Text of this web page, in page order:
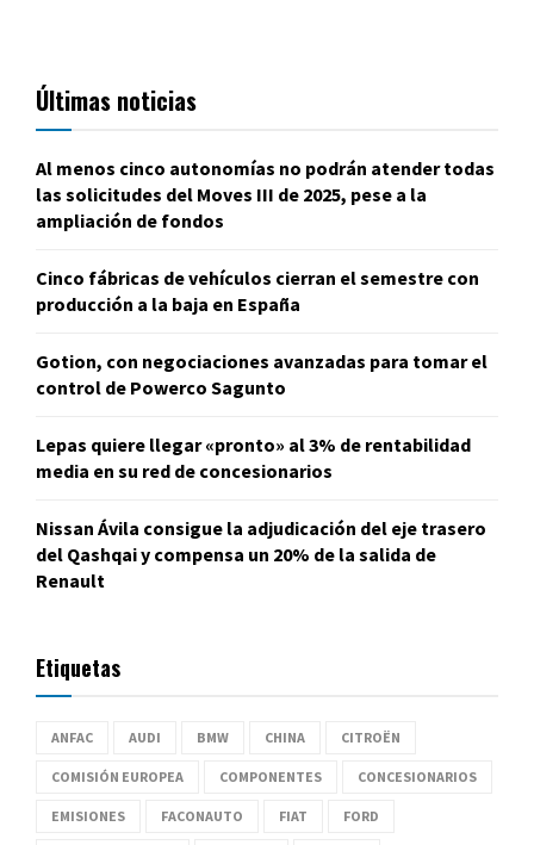
Últimas noticias
Al menos cinco autonomías no podrán atender todas
las solicitudes del Moves III de 2025, pese a la
ampliación de fondos
Cinco fábricas de vehículos cierran el semestre con
producción a la baja en España
Gotion, con negociaciones avanzadas para tomar el
control de Powerco Sagunto
Lepas quiere llegar «pronto» al 3% de rentabilidad
media en su red de concesionarios
Nissan Ávila consigue la adjudicación del eje trasero
del Qashqai y compensa un 20% de la salida de
Renault
Etiquetas
ANFAC AUDI BMW CHINA CITROËN
COMISIÓN EUROPEA COMPONENTES CONCESIONARIOS
EMISIONES FACONAUTO FIAT FORD